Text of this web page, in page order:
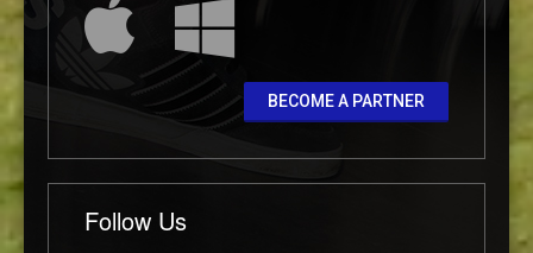
BECOME A PARTNER
Follow Us